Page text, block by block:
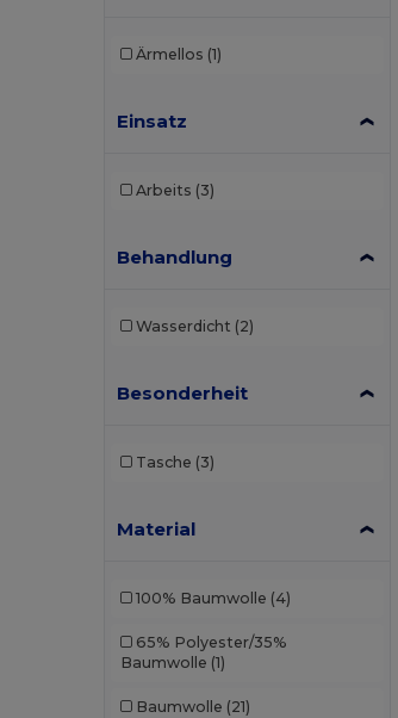
Ärmellos (1)
Einsatz
Arbeits (3)
Behandlung
Wasserdicht (2)
Besonderheit
Tasche (3)
Material
100% Baumwolle (4)
65% Polyester/35%
Baumwolle (1)
Baumwolle (21)